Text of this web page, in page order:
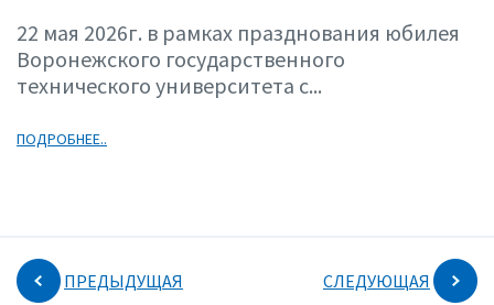
22 мая 2026г. в рамках празднования юбилея
Воронежского государственного
технического университета с...
ПОДРОБНЕЕ..
ПРЕДЫДУЩАЯ СЛЕДУЮЩАЯ